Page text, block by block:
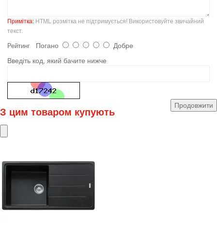
Примітка: HTML розмітка не підтримується! Використовуйте звичайний
текст.
Рейтинг Погано
Добре
Введіть код, який бачите нижче
Продовжити
З цим товаром купують